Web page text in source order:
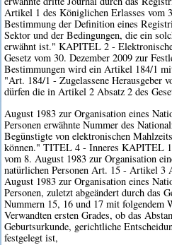
Artikel 1 des Königlichen Erlasses vom
Bestimmung der Definition eines
Sektor und der Bedingungen, die ein
erwähnt ist." KAPITEL 2 -
Gesetz vom 30. Dezember 2009 zur
Bestimmungen wird ein Artikel 184/1
"Art. 184/1 - Zugelassene Herausgeber
dürfen die in Artikel 2 Absatz 2 des
August 1983 zur Organisation eines
Personen erwähnte Nummer des
Begünstigte von elektronischen
können." TITEL 4 - Inneres KAPITEL 1
vom 8. August 1983 zur Organisation
natürlichen Personen Art. 15 - Artikel 3
August 1983 zur Organisation eines
Personen, zuletzt abgeändert durch das
Nummern 15, 16 und 17 mit folgendem
Verwandten ersten Grades, ob das
Geburtsurkunde, gerichtliche
festgelegt ist,